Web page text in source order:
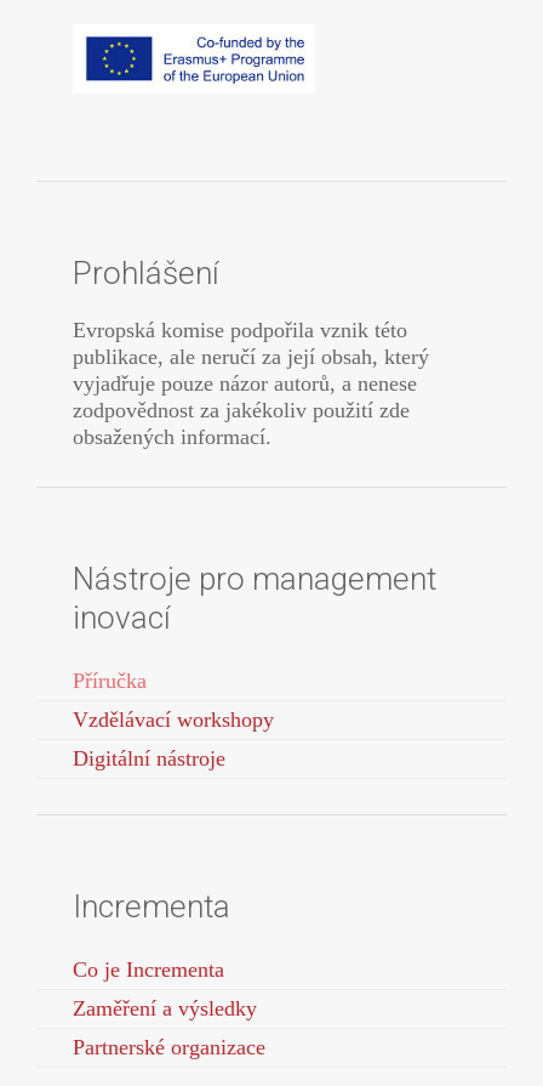
Prohlášení
Evropská komise podpořila vznik této
publikace, ale neručí za její obsah, který
vyjadřuje pouze názor autorů, a nenese
zodpovědnost za jakékoliv použití zde
obsažených informací.
Nástroje pro management
inovací
Příručka
Vzdělávací workshopy
Digitální nástroje
Incrementa
Co je Incrementa
Zaměření a výsledky
Partnerské organizace